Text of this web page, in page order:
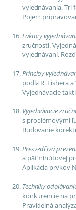
vyjednávania. Tri
Pojem
Faktory
zručnosti.
vyjednávaní.
Princípy
podľa R. Fishera
Vyjednávacie
Vyjednávacie
s problémovými
Budovanie
Presvedčivá
a päťminútovej
Aplikácia prvkov
Techniky
konkurencie na
Pravidelná